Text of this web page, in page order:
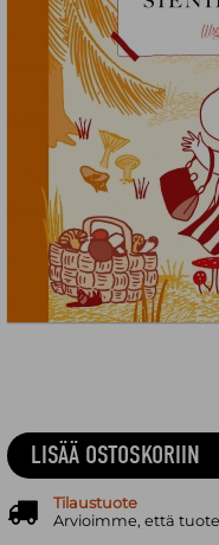
LISÄÄ OSTOSKORIIN
Tilaustuote
Arvioimme, että